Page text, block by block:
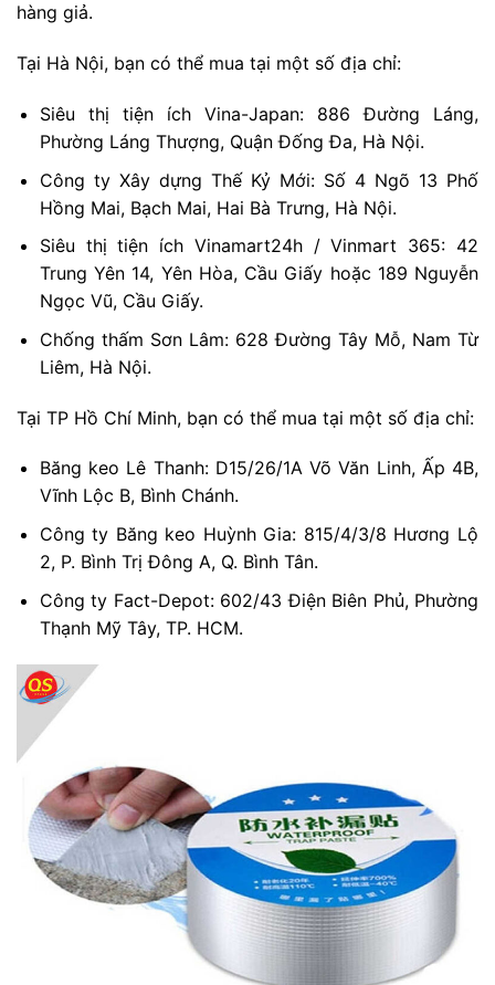
hàng giả.
Tại Hà Nội, bạn có thể mua tại một số địa chỉ:
Siêu thị tiện ích Vina-Japan: 886 Đường Láng,
Phường Láng Thượng, Quận Đống Đa, Hà Nội.
Công ty Xây dựng Thế Kỷ Mới: Số 4 Ngõ 13 Phố
Hồng Mai, Bạch Mai, Hai Bà Trưng, Hà Nội.
Siêu thị tiện ích Vinamart24h / Vinmart 365: 42
Trung Yên 14, Yên Hòa, Cầu Giấy hoặc 189 Nguyễn
Ngọc Vũ, Cầu Giấy.
Chống thấm Sơn Lâm: 628 Đường Tây Mỗ, Nam Từ
Liêm, Hà Nội.
Tại TP Hồ Chí Minh, bạn có thể mua tại một số địa chỉ:
Băng keo Lê Thanh: D15/26/1A Võ Văn Linh, Ấp 4B,
Vĩnh Lộc B, Bình Chánh.
Công ty Băng keo Huỳnh Gia: 815/4/3/8 Hương Lộ
2, P. Bình Trị Đông A, Q. Bình Tân.
Công ty Fact-Depot: 602/43 Điện Biên Phủ, Phường
Thạnh Mỹ Tây, TP. HCM.